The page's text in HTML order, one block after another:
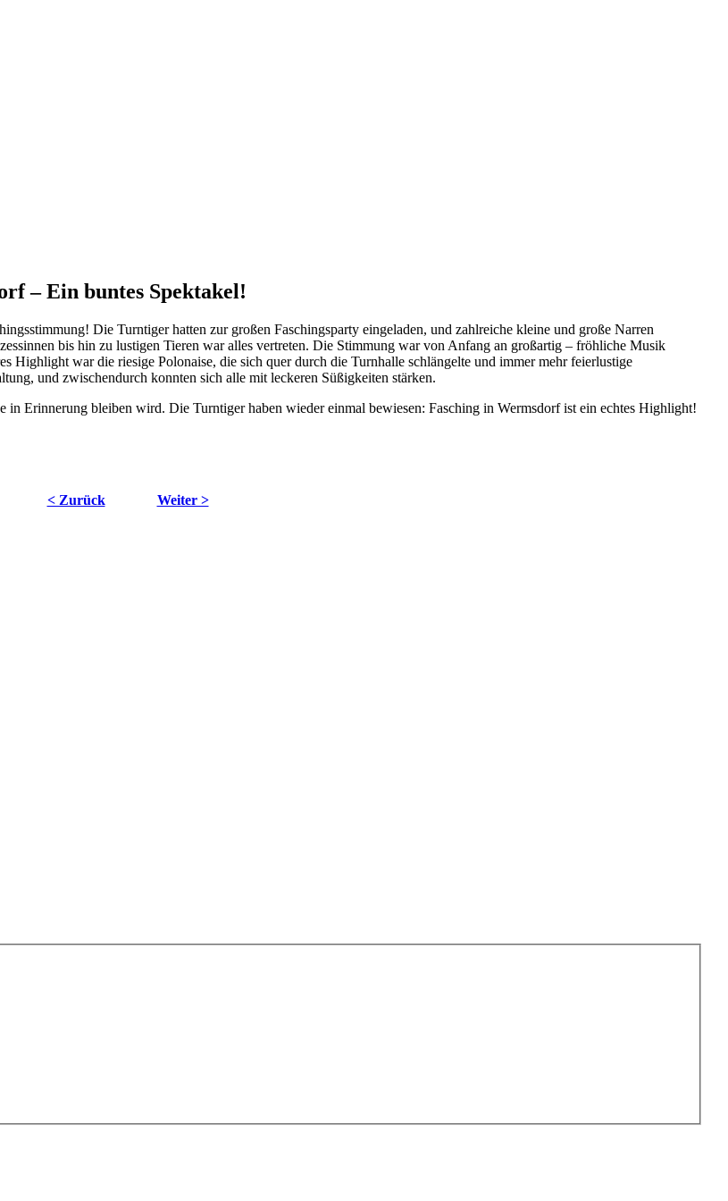
– Ein buntes Spektakel!
Die Turntiger hatten zur großen Faschingsparty eingeladen, und zahlreiche kleine und große Narren
bis hin zu lustigen Tieren war alles vertreten. Die Stimmung war von Anfang an großartig – fröhliche Musik
Highlight war die riesige Polonaise, die sich quer durch die Turnhalle schlängelte und immer mehr feierlustige
und zwischendurch konnten sich alle mit leckeren Süßigkeiten stärken.
Erinnerung bleiben wird. Die Turntiger haben wieder einmal bewiesen: Fasching in Wermsdorf ist ein echtes Highlight!
< Zurück Weiter >